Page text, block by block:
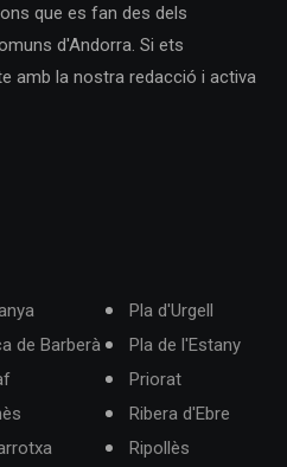
que es fan des dels
d'Andorra. Si ets
amb la nostra redacció i activa
de Barberà
Pla d'Urgell
Pla de l'Estany
Priorat
Ribera d'Ebre
Ripollès